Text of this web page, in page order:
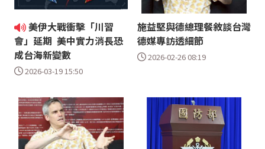
美伊大戰衝擊「川習
會」延期 美中實力消長恐
成台海新變數
2026-03-19 15:50
施益堅與德總理餐敘談台灣
德媒專訪透細節
2026-02-26 08:19